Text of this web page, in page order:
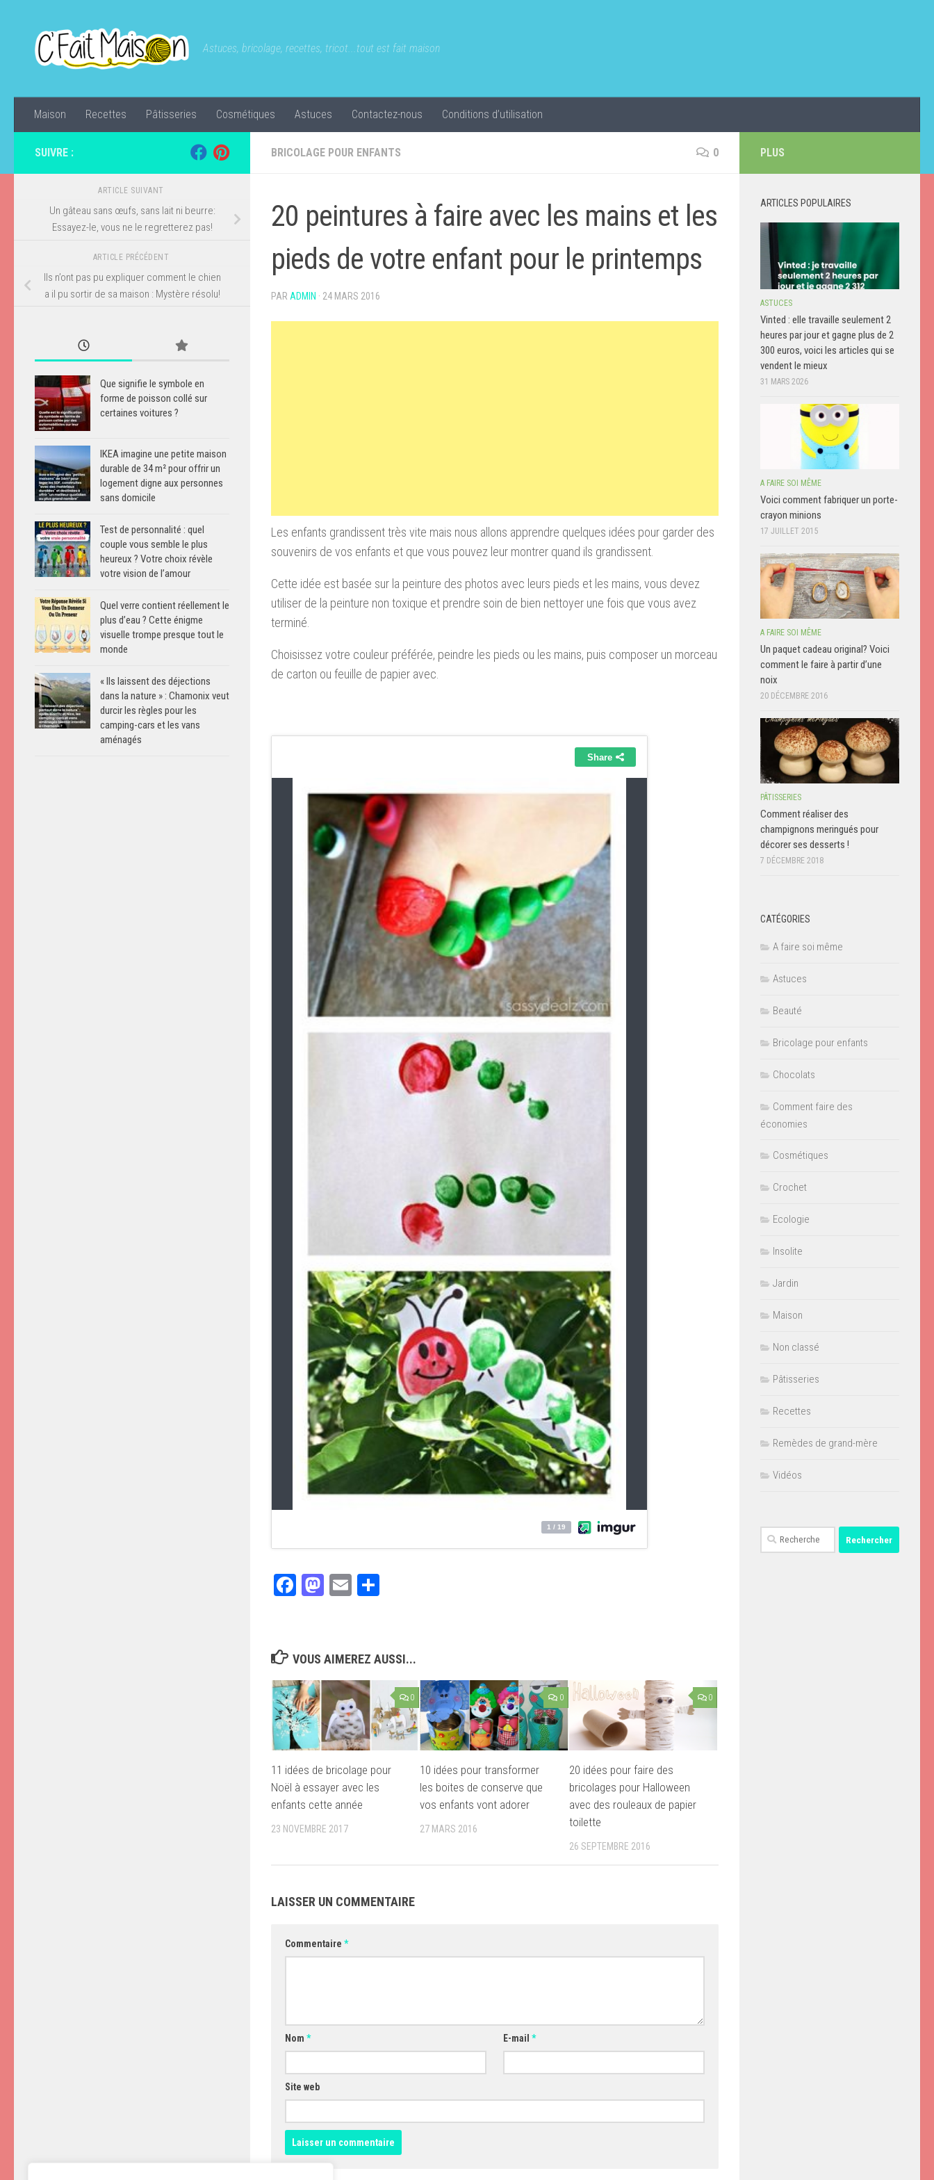
Astuces, bricolage, recettes, tricot...tout est fait maison
Maison Recettes Pâtisseries Cosmétiques Astuces Contactez-nous Conditions d’utilisation
BRICOLAGE POUR ENFANTS 0
20 peintures à faire avec les mains et les
pieds de votre enfant pour le printemps
PAR ADMIN · 24 MARS 2016
Les enfants grandissent très vite mais nous allons apprendre quelques idées pour garder des
souvenirs de vos enfants et que vous pouvez leur montrer quand ils grandissent.
Cette idée est basée sur la peinture des photos avec leurs pieds et les mains, vous devez
utiliser de la peinture non toxique et prendre soin de bien nettoyer une fois que vous avez
terminé.
Choisissez votre couleur préférée, peindre les pieds ou les mains, puis composer un morceau
de carton ou feuille de papier avec.
Facebook
Mastodon
Email
VOUS AIMEREZ AUSSI...
0
11 idées de bricolage pour
Noël à essayer avec les
enfants cette année
23 NOVEMBRE 2017
0
10 idées pour transformer
les boites de conserve que
vos enfants vont adorer
27 MARS 2016
0
20 idées pour faire des
bricolages pour Halloween
avec des rouleaux de papier
toilette
26 SEPTEMBRE 2016
LAISSER UN COMMENTAIRE
Commentaire *
Nom * E-mail*
Site web
SUIVRE :
ARTICLE SUIVANT
Un gâteau sans œufs, sans lait ni beurre:
Essayez-le, vous ne le regretterez pas!
ARTICLE PRÉCÉDENT
Ils n’ont pas pu expliquer comment le chien
a il pu sortir de sa maison : Mystère résolu!
Que signifie le symbole en
forme de poisson collé sur
certaines voitures ?
IKEA imagine une petite maison
durable de 34 m² pour offrir un
logement digne aux personnes
sans domicile
Test de personnalité : quel
couple vous semble le plus
heureux ? Votre choix révèle
votre vision de l’amour
Quel verre contient réellement le
plus d’eau ? Cette énigme
visuelle trompe presque tout le
monde
« Ils laissent des déjections
dans la nature » : Chamonix veut
durcir les règles pour les
camping-cars et les vans
aménagés
PLUS
ARTICLES POPULAIRES
ASTUCES
Vinted : elle travaille seulement 2
heures par jour et gagne plus de 2
300 euros, voici les articles qui se
vendent le mieux
31 MARS 2026
A FAIRE SOI MÊME
Voici comment fabriquer un porte-
crayon minions
17 JUILLET 2015
A FAIRE SOI MÊME
Un paquet cadeau original? Voici
comment le faire à partir d’une
noix
20 DÉCEMBRE 2016
PÂTISSERIES
Comment réaliser des
champignons meringués pour
décorer ses desserts !
7 DÉCEMBRE 2018
CATÉGORIES
A faire soi même
Astuces
Beauté
Bricolage pour enfants
Chocolats
Comment faire des
économies
Cosmétiques
Crochet
Ecologie
Insolite
Jardin
Maison
Non classé
Pâtisseries
Recettes
Remèdes de grand-mère
Vidéos
Rechercher :